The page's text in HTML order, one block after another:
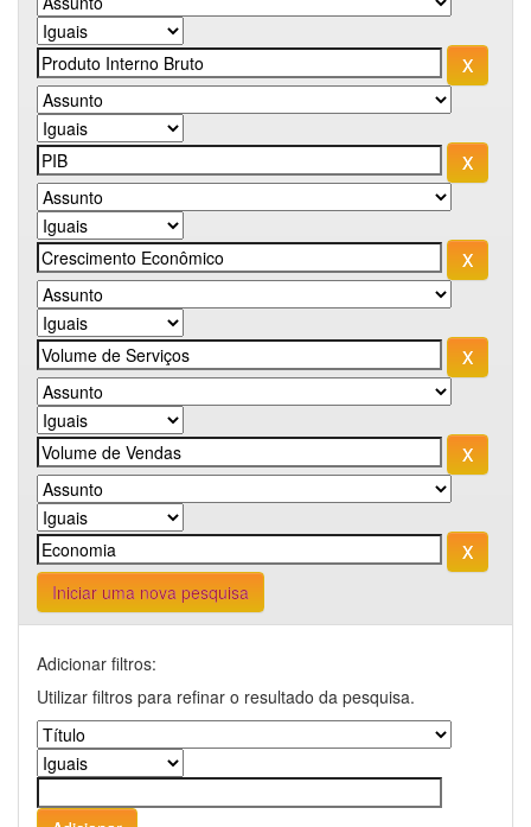
Iniciar uma nova pesquisa
Adicionar filtros:
Utilizar filtros para refinar o resultado da pesquisa.